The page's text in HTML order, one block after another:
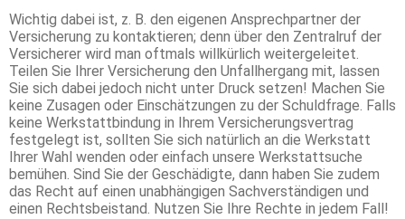
Wichtig dabei ist, z. B. den eigenen Ansprechpartner der
Versicherung zu kontaktieren; denn über den Zentralruf der
Versicherer wird man oftmals willkürlich weitergeleitet.
Teilen Sie Ihrer Versicherung den Unfallhergang mit, lassen
Sie sich dabei jedoch nicht unter Druck setzen! Machen Sie
keine Zusagen oder Einschätzungen zu der Schuldfrage. Falls
keine Werkstattbindung in Ihrem Versicherungsvertrag
festgelegt ist, sollten Sie sich natürlich an die Werkstatt
Ihrer Wahl wenden oder einfach unsere Werkstattsuche
bemühen. Sind Sie der Geschädigte, dann haben Sie zudem
das Recht auf einen unabhängigen Sachverständigen und
einen Rechtsbeistand. Nutzen Sie Ihre Rechte in jedem Fall!